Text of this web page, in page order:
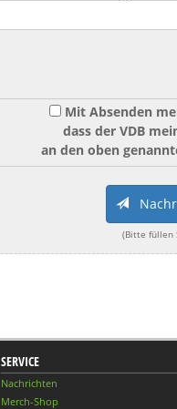
Mit Absenden
dass der VDB
an den oben
(Bitte füllen
SERVICE
Nachrichten
Merch-Shop